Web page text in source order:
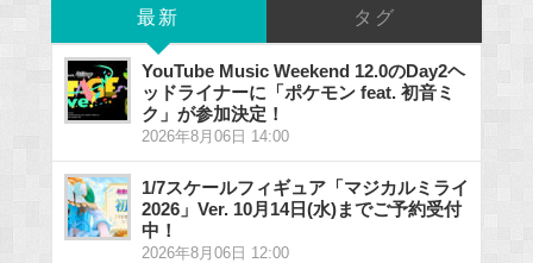
最新 タグ
YouTube Music Weekend 12.0のDay2ヘ
ッドライナーに「ポケモン feat. 初音ミ
ク」が参加決定！
2026年8月06日 14:00
1/7スケールフィギュア「マジカルミライ
2026」Ver. 10月14日(水)までご予約受付
中！
2026年8月06日 12:00